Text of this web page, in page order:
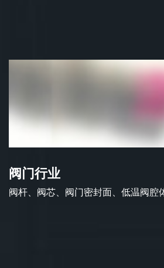
阀门行业
阀杆、阀芯、阀门密封面、低温阀